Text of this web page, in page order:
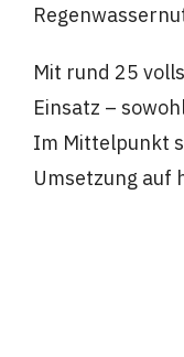
Mit rund 25
Einsatz –
Im Mittelpunkt
Umsetzung auf